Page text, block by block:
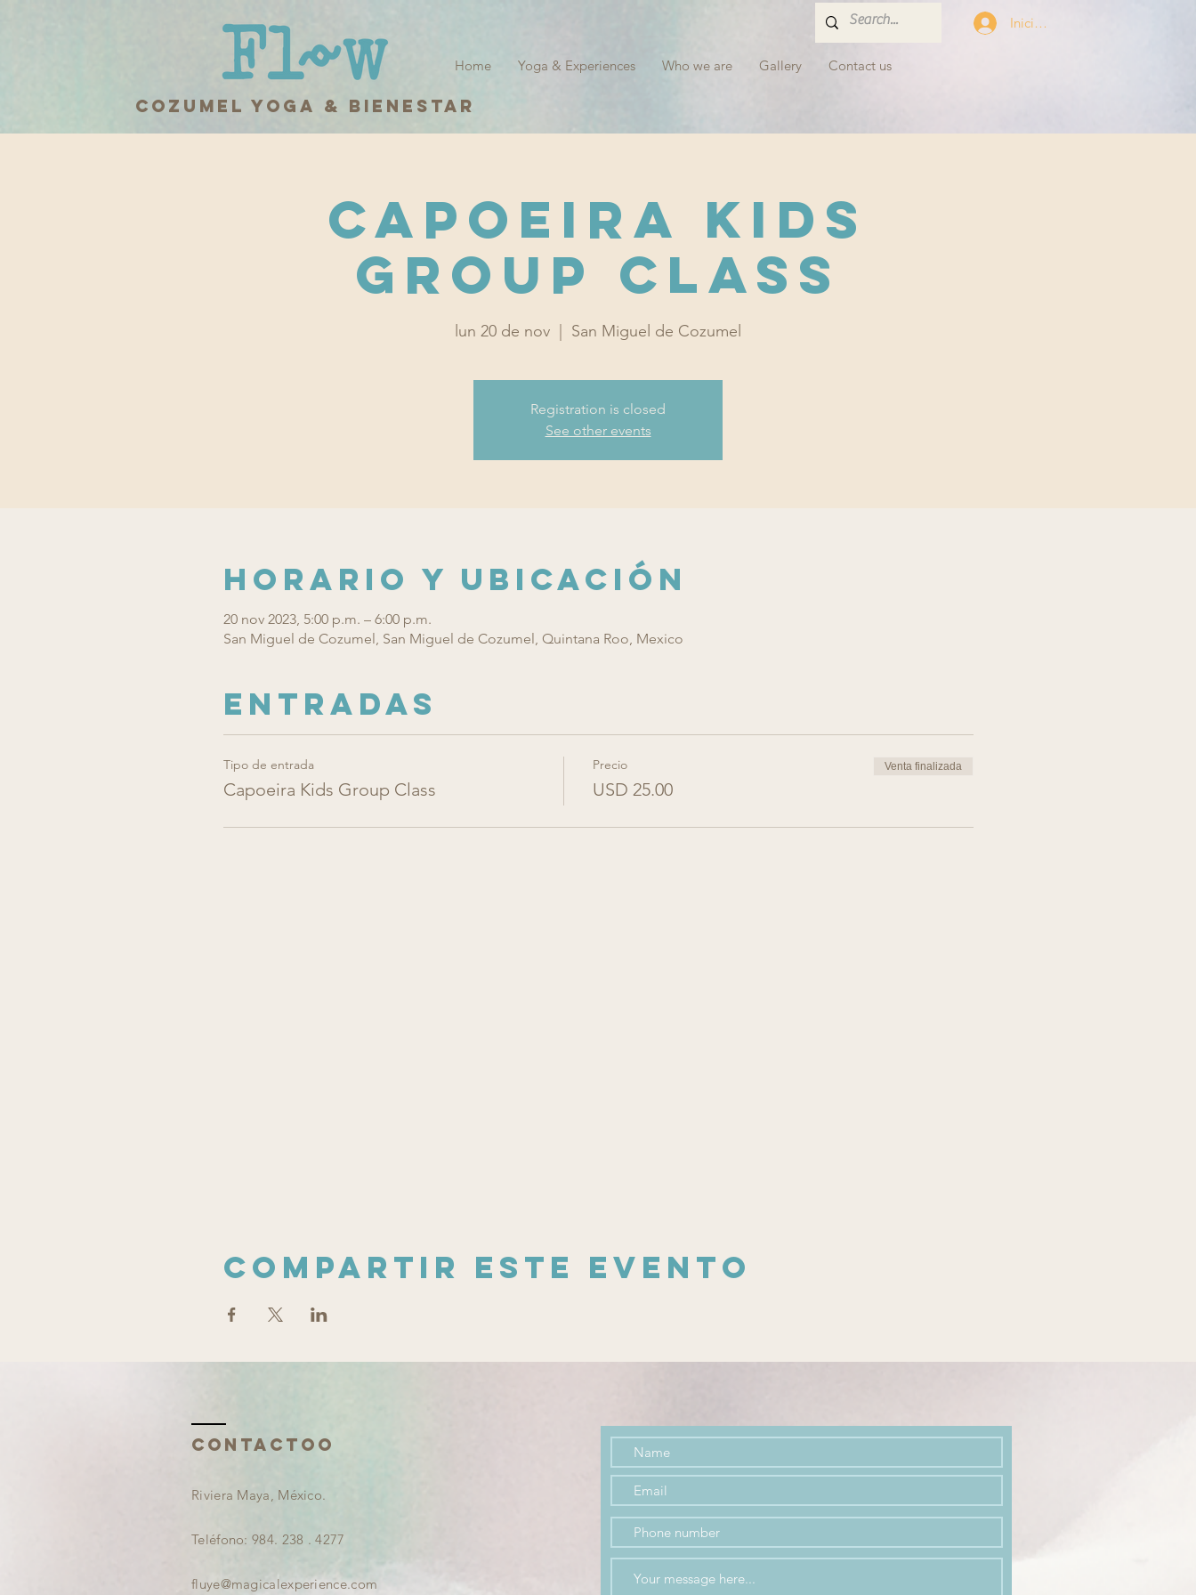
Home Yoga & Experiences Who we are Gallery Contact us
cozumel yoga & bienestar
Iniciar sesión
Capoeira Kids
Group Class
lun 20 de nov San Miguel de Cozumel
Registration is closed
See other events
Horario y ubicación
20 nov 2023, 5:00 p.m. – 6:00 p.m.
San Miguel de Cozumel, San Miguel de Cozumel, Quintana Roo, Mexico
Entradas
Tipo de entrada
Capoeira Kids Group Class
Precio
USD 25.00
Venta finalizada
Compartir este evento
ContactoO
Riviera Maya, México.
Teléfono: 984. 238 . 4277
fluye@magicalexperience.com